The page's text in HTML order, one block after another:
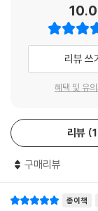
아닌 하늘의 일로 만
며 인신공양의 기우
로 응답했다. 태평양
로 몰아넣었다. 전쟁
다 죽겠다는 일명 ‘1
간의 상식으로는 멸
---「1장 씨앗: 바람이
요시다 쇼인은 그다
시대나 흔하디흔하다
데타가 일어나자 그
다. 하지만 상부의
가 엄청났다. 처음부
계속되자 안도는 부
아쇠를 당겼다(총기
당시 청년 장교들은
이지 유신으로 겉모습
유신’이었다. 가난
청년 장교들은 새로
님, 언제 궐기하는 거
10.0
리뷰 쓰
혜택 및 유
리뷰 1
구매리뷰
종이책